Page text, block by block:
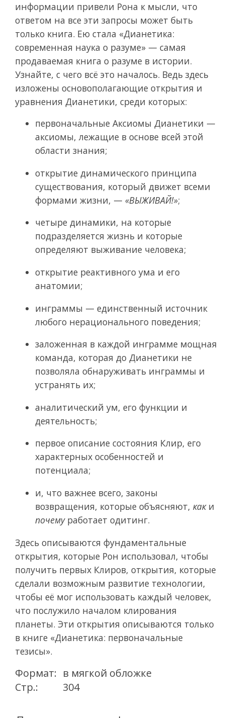
информации привели Рона к мысли, что
ответом на все эти запросы может быть
только книга. Ею стала «Дианетика:
современная наука о разуме» — самая
продаваемая книга о разуме в истории.
Узнайте, с чего всё это началось. Ведь здесь
изложены основополагающие открытия и
уравнения Дианетики, среди которых:
первоначальные Аксиомы Дианетики —
аксиомы, лежащие в основе всей этой
области знания;
открытие динамического принципа
существования, который движет всеми
формами жизни, — «ВЫЖИВАЙ!»;
четыре динамики, на которые
подразделяется жизнь и которые
определяют выживание человека;
открытие реактивного ума и его
анатомии;
инграммы — единственный источник
любого нерационального поведения;
заложенная в каждой инграмме мощная
команда, которая до Дианетики не
позволяла обнаруживать инграммы и
устранять их;
аналитический ум, его функции и
деятельность;
первое описание состояния Клир, его
характерных особенностей и
потенциала;
и, что важнее всего, законы
возвращения, которые объясняют, каки
почемуработает одитинг.
Здесь описываются фундаментальные
открытия, которые Рон использовал, чтобы
получить первых Клиров, открытия, которые
сделали возможным развитие технологии,
чтобы её мог использовать каждый человек,
что послужило началом клирования
планеты. Эти открытия описываются только
в книге «Дианетика: первоначальные
тезисы».
Формат: в мягкой обложке
Стр.:
304